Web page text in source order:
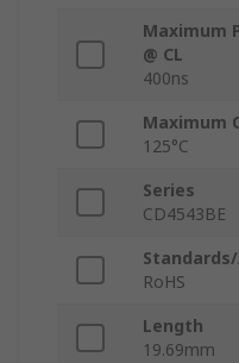
Maximum
@ CL
400ns
Maximum
125°C
Series
CD4543BE
RoHS
Length
19.69mm